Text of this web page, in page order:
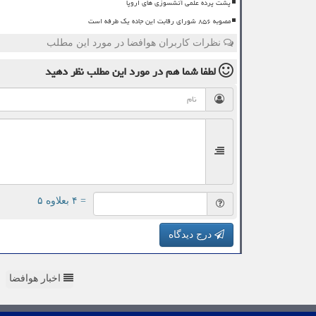
مصوبه ۸۵۶ شورای رقابت این جاده یک طرفه است
نظرات کاربران هوافضا در مورد این مطلب
لطفا شما همدر مورد این مطلبنظر دهید
= ۴ بعلاوه ۵
درج دیدگاه
اخبار هوافضا